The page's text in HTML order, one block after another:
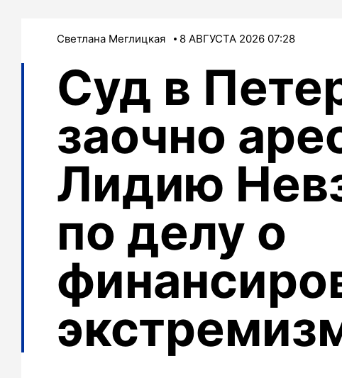
Светлана Меглицкая 8 АВГУСТА 2026 07:28
Суд в
заочно
Лидию
по делу о